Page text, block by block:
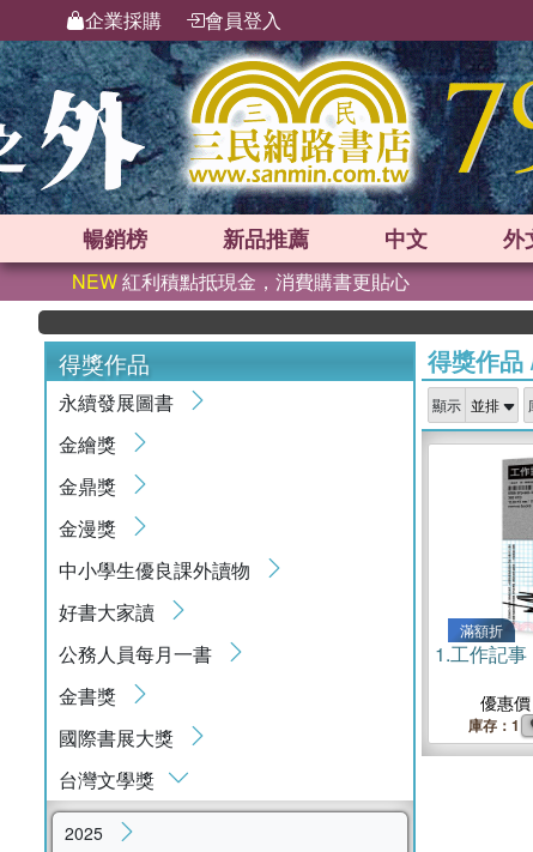
企業採購 會員登入
暢銷榜 新品推薦 中文 外
NEW紅利積點抵現金，消費購書更貼心
得獎作品
永續發展圖書
金繪獎
金鼎獎
金漫獎
中小學生優良課外讀物
好書大家讀
公務人員每月一書
金書獎
國際書展大獎
台灣文學獎
2025
得獎作品
顯示
滿額折
1.工作記事
優惠價
庫存：1